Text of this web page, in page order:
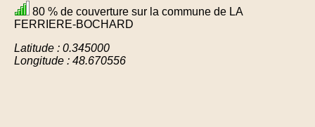
80 % de couverture sur la commune de LA
FERRIERE-BOCHARD
Latitude : 0.345000
Longitude : 48.670556